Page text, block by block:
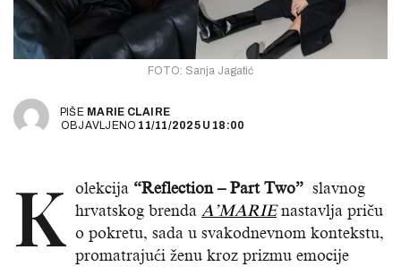
FOTO: Sanja Jagatić
PIŠE MARIE CLAIRE
OBJAVLJENO 11/11/2025 U 18:00
K olekcija “Reflection – Part Two” slavnog
hrvatskog brenda A’MARIEnastavlja priču
o pokretu, sada u svakodnevnom kontekstu,
promatrajući ženu kroz prizmu emocije